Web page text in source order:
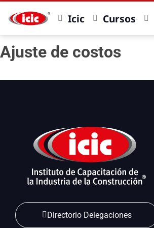
Icic Cursos
Ajuste de costos
Directorio Delegaciones